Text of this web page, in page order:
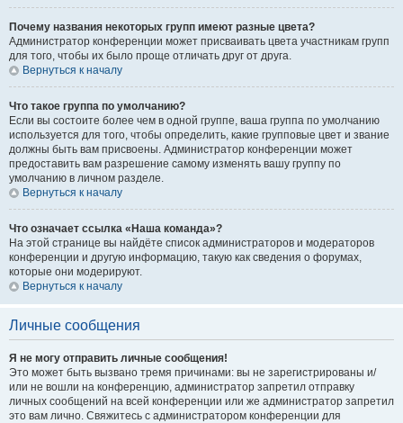
Почему названия некоторых групп имеют разные цвета?
Администратор конференции может присваивать цвета участникам групп
для того, чтобы их было проще отличать друг от друга.
Вернуться к началу
Что такое группа по умолчанию?
Если вы состоите более чем в одной группе, ваша группа по умолчанию
используется для того, чтобы определить, какие групповые цвет и звание
должны быть вам присвоены. Администратор конференции может
предоставить вам разрешение самому изменять вашу группу по
умолчанию в личном разделе.
Вернуться к началу
Что означает ссылка «Наша команда»?
На этой странице вы найдёте список администраторов и модераторов
конференции и другую информацию, такую как сведения о форумах,
которые они модерируют.
Вернуться к началу
Личные сообщения
Я не могу отправить личные сообщения!
Это может быть вызвано тремя причинами: вы не зарегистрированы и/
или не вошли на конференцию, администратор запретил отправку
личных сообщений на всей конференции или же администратор запретил
это вам лично. Свяжитесь с администратором конференции для